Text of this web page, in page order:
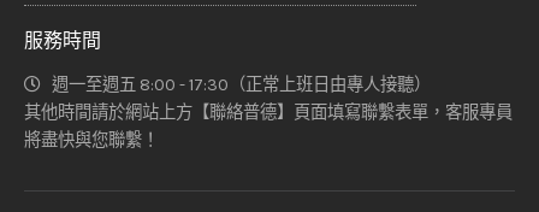
服務時間
週一至週五 8:00 - 17:30（正常上班日由專人接聽）
其他時間請於網站上方【聯絡普德】頁面填寫聯繫表單，客服專員
將盡快與您聯繫！